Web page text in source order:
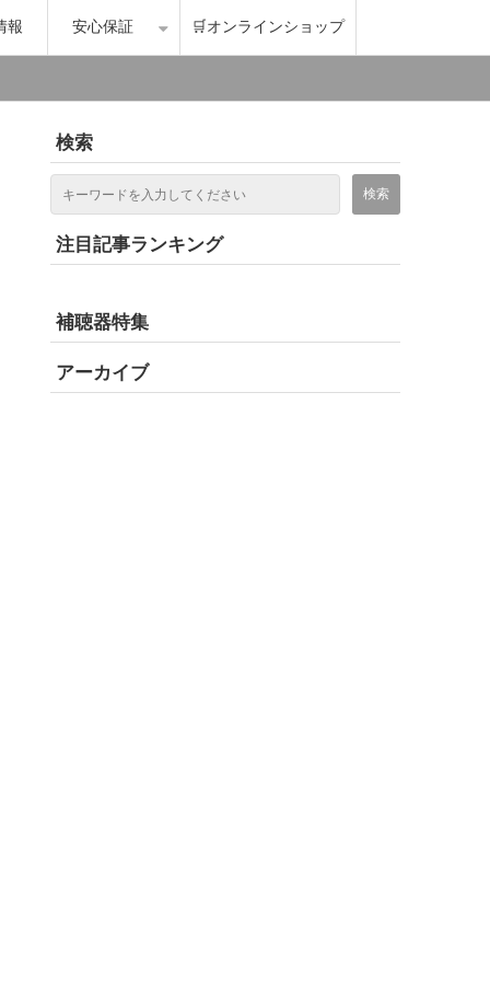
報 安心保証 🛒オンラインショップ
検索
注目記事ランキング
補聴器特集
アーカイブ